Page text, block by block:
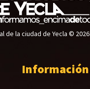
de la ciudad de Yecla © 2026
Información